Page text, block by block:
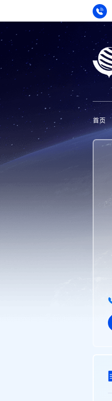
首页